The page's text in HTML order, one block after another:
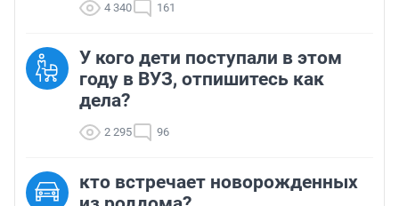
4 340 161
У кого дети поступали в этом
году в ВУЗ, отпишитесь как
дела?
2 295 96
кто встречает новорожденных